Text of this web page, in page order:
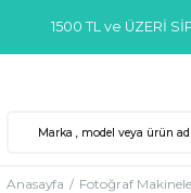
1500 TL ve ÜZERİ
Anasayfa Fotoğraf